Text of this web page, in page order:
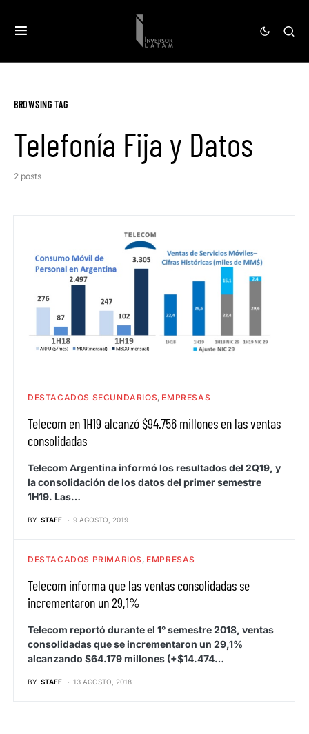
BROWSING TAG
Telefonía Fija y Datos
2 posts
DESTACADOS SECUNDARIOS EMPRESAS
Telecom en 1H19 alcanzó $94.756 millones en las ventas
consolidadas
Telecom Argentina informó los resultados del 2Q19, y
la consolidación de los datos del primer semestre
1H19. Las…
BY STAFF 9 AGOSTO, 2019
DESTACADOS PRIMARIOS EMPRESAS
Telecom informa que las ventas consolidadas se
incrementaron un 29,1%
Telecom reportó durante el 1° semestre 2018, ventas
consolidadas que se incrementaron un 29,1%
alcanzando $64.179 millones (+$14.474…
BY STAFF 13 AGOSTO, 2018